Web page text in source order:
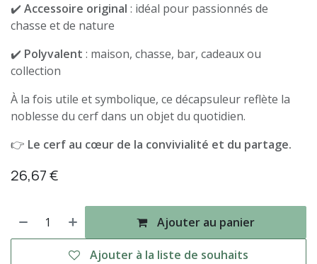
✔️ Accessoire original : idéal pour passionnés de
chasse et de nature
✔️ Polyvalent : maison, chasse, bar, cadeaux ou
collection
À la fois utile et symbolique, ce décapsuleur reflète la
noblesse du cerf dans un objet du quotidien.
👉 Le cerf au cœur de la convivialité et du partage.
26,67€
Ajouter au panier
Ajouter à la liste de souhaits